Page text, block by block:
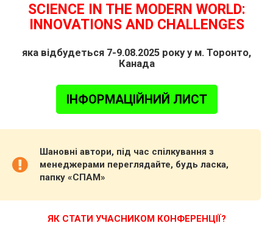
SCIENCE IN THE MODERN WORLD:
INNOVATIONS AND CHALLENGES
яка відбудеться 7-9.08.2025 року у м. Торонто,
Канада
ІНФОРМАЦІЙНИЙ ЛИСТ
Шановні автори, під час спілкування з
менеджерами переглядайте, будь ласка,
папку «СПАМ»
ЯК СТАТИ УЧАСНИКОМ КОНФЕРЕНЦІЇ?